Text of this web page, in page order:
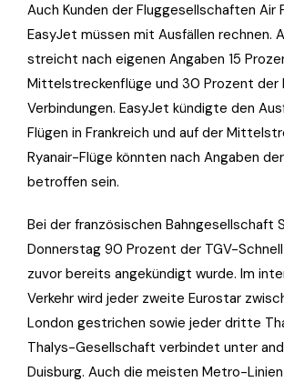
Auch Kunden der Fluggesellschaften Air
EasyJet müssen mit Ausfällen rechnen.
streicht nach eigenen Angaben 15
Mittelstreckenflüge und 30 Prozent der
Verbindungen. EasyJet kündigte den
Flügen in Frankreich und auf der
Ryanair-Flüge könnten nach Angaben
betroffen sein.
Bei der französischen Bahngesellschaft
Donnerstag 90 Prozent der TGV-
zuvor bereits angekündigt wurde. Im
Verkehr wird jeder zweite Eurostar
London gestrichen sowie jeder dritte
Thalys-Gesellschaft verbindet unter
Duisburg. Auch die meisten Metro-